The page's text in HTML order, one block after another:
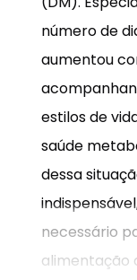
número de
aumentou
estilos de
saúde
dessa
necessário
alimentação